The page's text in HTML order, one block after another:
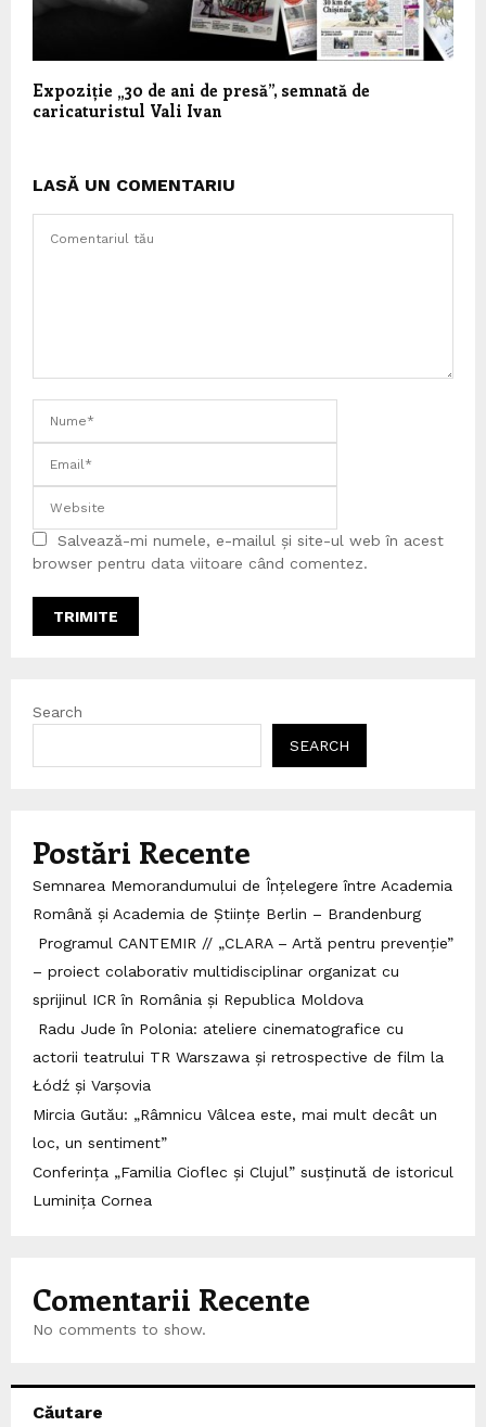
Expoziție „30 de ani de presă”, semnată de
caricaturistul Vali Ivan
LASĂ UN COMENTARIU
Salvează-mi numele, e-mailul și site-ul web în acest
browser pentru data viitoare când comentez.
Search
SEARCH
Postări Recente
Semnarea Memorandumului de Înțelegere între Academia
Română și Academia de Științe Berlin – Brandenburg
Programul CANTEMIR // „CLARA – Artă pentru prevenție”
– proiect colaborativ multidisciplinar organizat cu
sprijinul ICR în România și Republica Moldova
Radu Jude în Polonia: ateliere cinematografice cu
actorii teatrului TR Warszawa și retrospective de film la
Łódź și Varșovia
Mircia Gutău: „Râmnicu Vâlcea este, mai mult decât un
loc, un sentiment”
Conferința „Familia Cioflec și Clujul” susținută de istoricul
Luminița Cornea
Comentarii Recente
No comments to show.
Căutare